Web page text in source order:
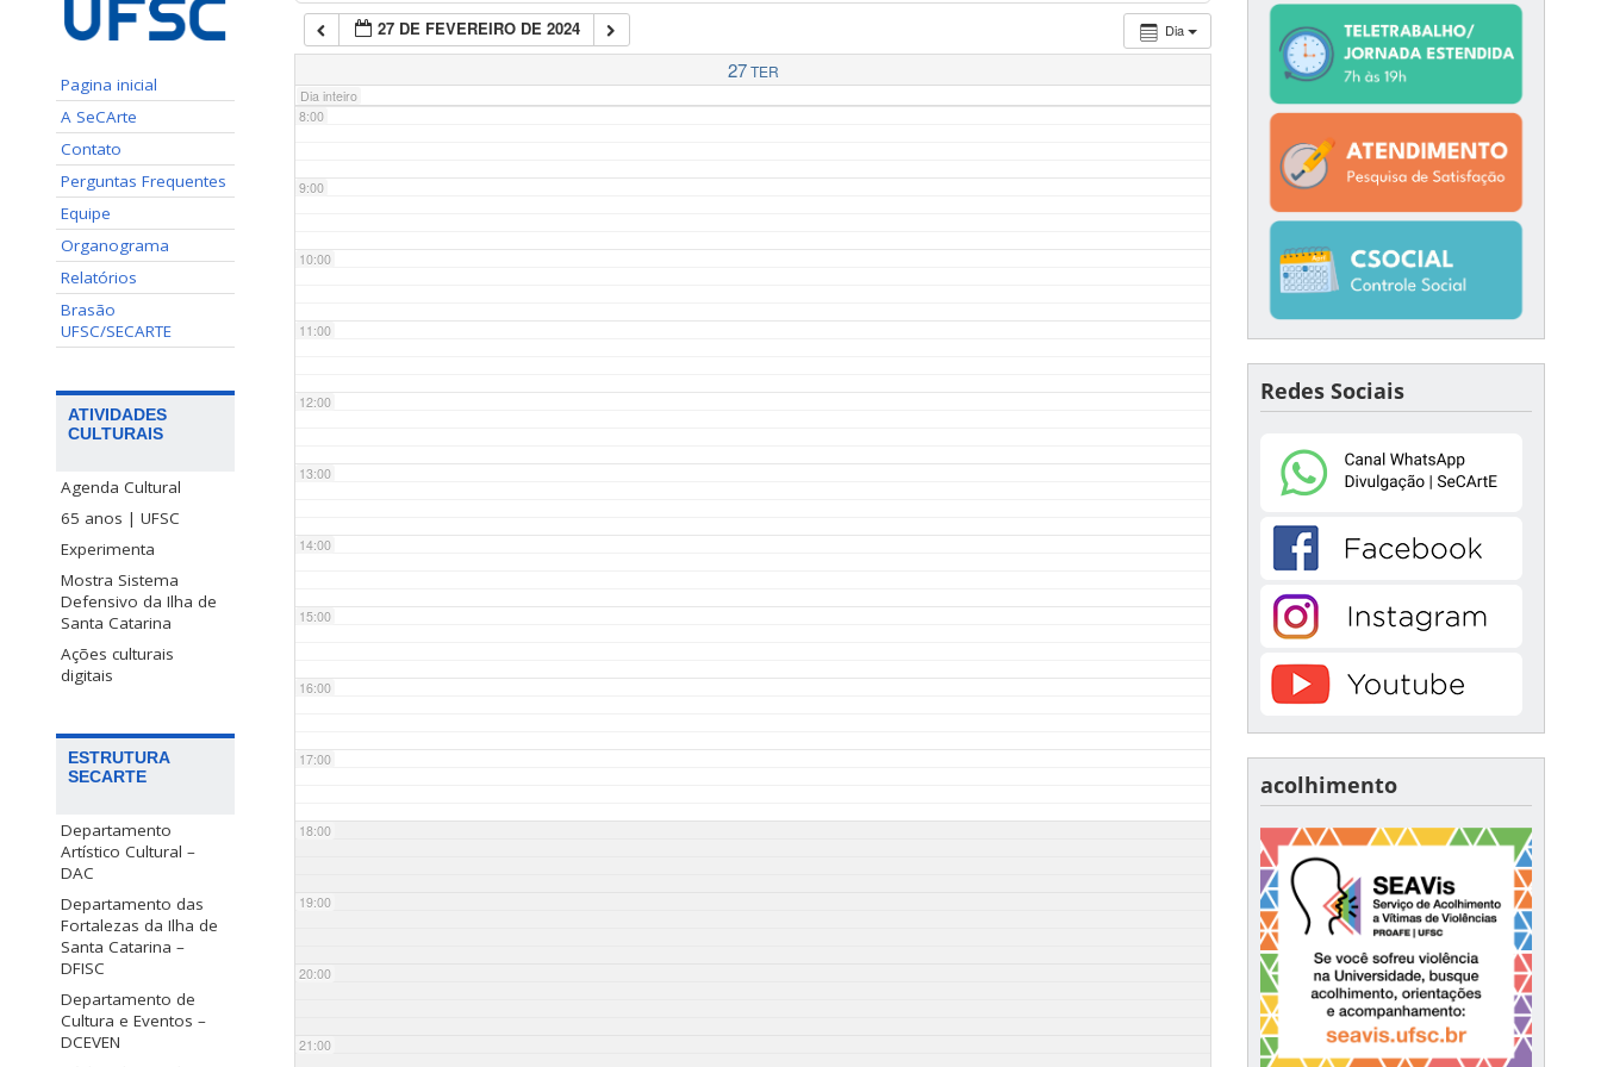
Pagina inicial
A SeCArte
Contato
Perguntas Frequentes
Equipe
Organograma
Relatórios
Brasão
UFSC/SECARTE
ATIVIDADES
CULTURAIS
Agenda Cultural
65 anos | UFSC
Experimenta
Mostra Sistema
Defensivo da Ilha de
Santa Catarina
Ações culturais
digitais
ESTRUTURA
SECARTE
Departamento
Artístico Cultural –
DAC
Departamento das
Fortalezas da Ilha de
Santa Catarina –
DFISC
Departamento de
Cultura e Eventos –
DCEVEN
Dia
27 DE FEVEREIRO DE 2024
27 TER
Dia inteiro
7:00
8:00
9:00
10:00
11:00
12:00
13:00
14:00
15:00
16:00
17:00
18:00
19:00
20:00
21:00
Redes Sociais
acolhimento